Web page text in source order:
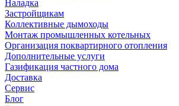
Наладка
Застройщикам
Коллективные дымоходы
Монтаж промышленных котельных
Организация поквартирного отопления
Дополнительные услуги
Газификация частного дома
Доставка
Сервис
Блог